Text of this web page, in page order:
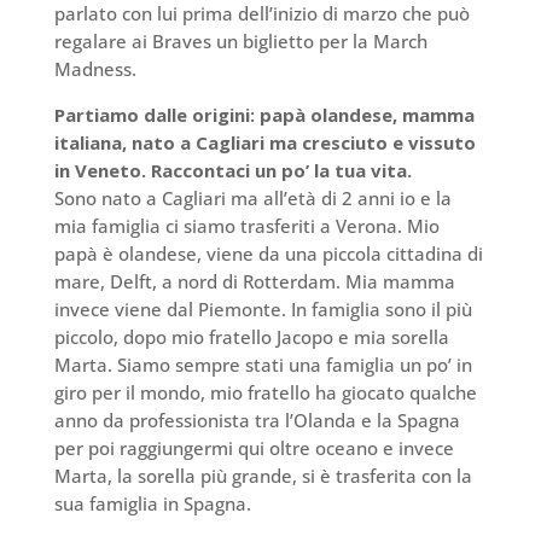
parlato con lui prima dell’inizio di marzo che può
regalare ai Braves un biglietto per la March
Madness.
Partiamo dalle origini: papà olandese, mamma
italiana, nato a Cagliari ma cresciuto e vissuto
in Veneto. Raccontaci un po’ la tua vita.
Sono nato a Cagliari ma all’età di 2 anni io e la
mia famiglia ci siamo trasferiti a Verona. Mio
papà è olandese, viene da una piccola cittadina di
mare, Delft, a nord di Rotterdam. Mia mamma
invece viene dal Piemonte. In famiglia sono il più
piccolo, dopo mio fratello Jacopo e mia sorella
Marta. Siamo sempre stati una famiglia un po’ in
giro per il mondo, mio fratello ha giocato qualche
anno da professionista tra l’Olanda e la Spagna
per poi raggiungermi qui oltre oceano e invece
Marta, la sorella più grande, si è trasferita con la
sua famiglia in Spagna.